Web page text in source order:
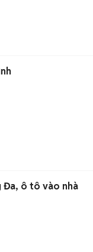
Đa, ô tô vào nhà